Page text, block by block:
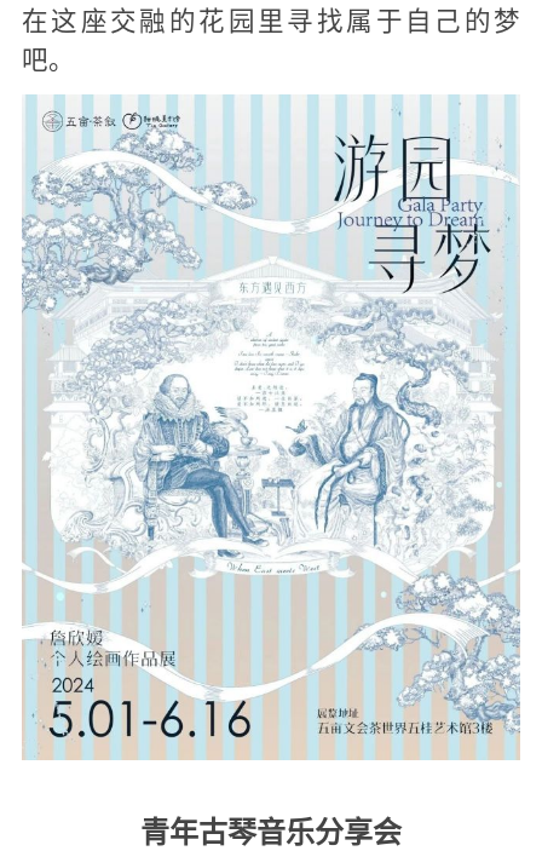
在这座交融的花园里寻找属于自己的梦
吧。
青年古琴音乐分享会